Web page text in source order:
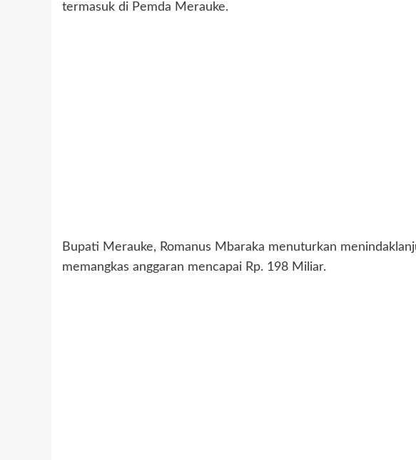
termasuk di Pemda Merauke.
Bupati Merauke, Romanus Mbaraka menuturkan
memangkas anggaran mencapai Rp. 198 Miliar.